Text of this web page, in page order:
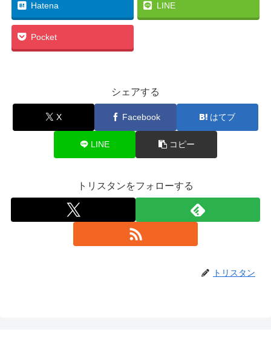
Hatena LINE
Pocket
シェアする
X Facebook はてブ
LINE コピー
トリスタンをフォローする
トリスタン